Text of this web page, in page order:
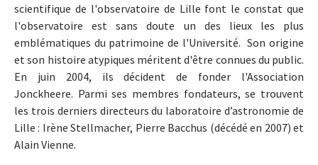
scientifique de l'observatoire de Lille font le constat que
l'observatoire est sans doute un des lieux les plus
emblématiques du patrimoine de l'Université. Son origine
et son histoire atypiques méritent d'être connues du public.
En juin 2004, ils décident de fonder l'Association
Jonckheere. Parmi ses membres fondateurs, se trouvent
les trois derniers directeurs du laboratoire d’astronomie de
Lille : Irène Stellmacher, Pierre Bacchus (décédé en 2007) et
Alain Vienne.